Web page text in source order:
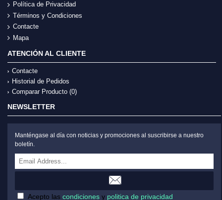
Política de Privacidad
Términos y Condiciones
Contacte
Mapa
ATENCIÓN AL CLIENTE
Contacte
Historial de Pedidos
Comparar Producto (0)
NEWSLETTER
Manténgase al día con noticias y promociones al suscribirse a nuestro
boletín.
Acepto las condiciones y politica de privacidad